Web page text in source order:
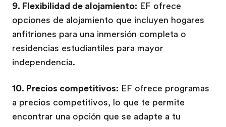
9. Flexibilidad de alojamiento: EF ofrece
opciones de alojamiento que incluyen hogares
anfitriones para una inmersión completa o
residencias estudiantiles para mayor
independencia.
10. Precios competitivos: EF ofrece programas
a precios competitivos, lo que te permite
encontrar una opción que se adapte a tu